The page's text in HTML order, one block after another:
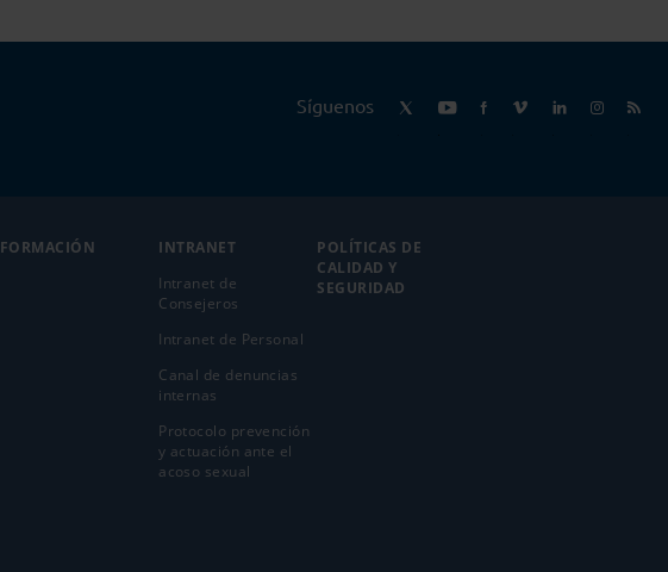
Síguenos
FORMACIÓN
INTRANET
Intranet de
Consejeros
Intranet de Personal
Canal de denuncias
internas
Protocolo prevención
y actuación ante el
acoso sexual
POLÍTICAS DE
CALIDAD Y
SEGURIDAD